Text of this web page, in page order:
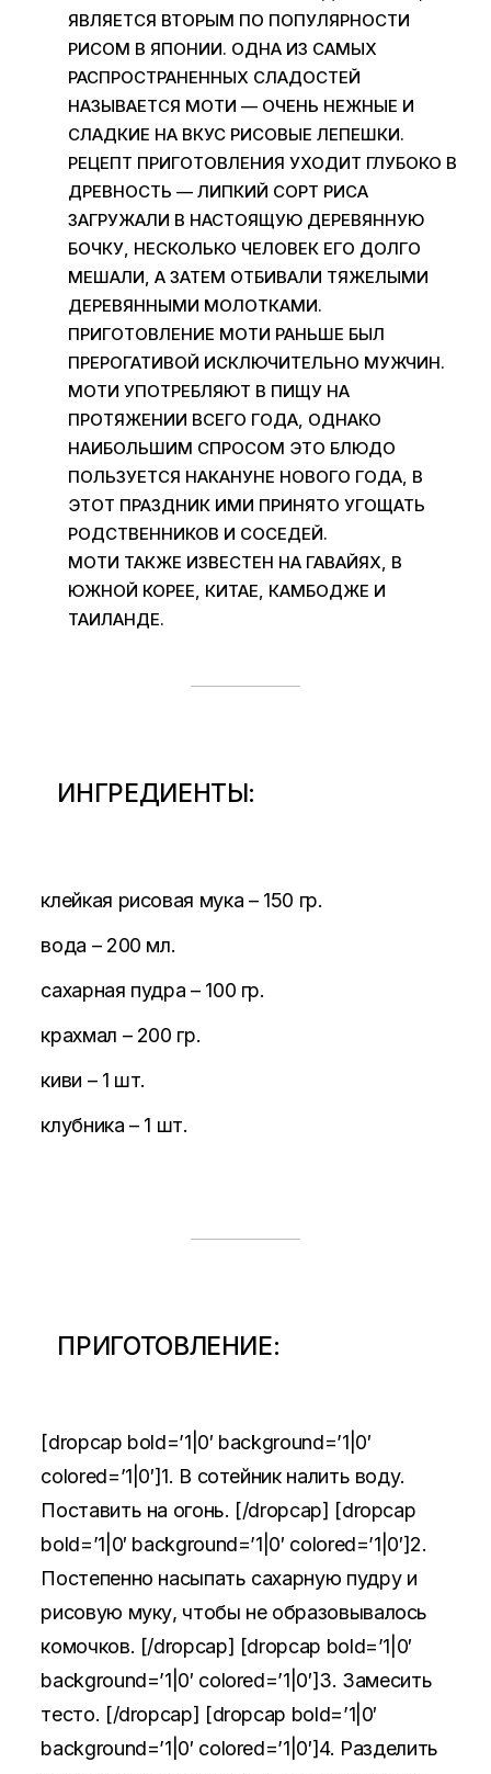
ЯВЛЯЕТСЯ ВТОРЫМ ПО ПОПУЛЯРНОСТИ
РИСОМ В ЯПОНИИ. ОДНА ИЗ САМЫХ
РАСПРОСТРАНЕННЫХ СЛАДОСТЕЙ
НАЗЫВАЕТСЯ МОТИ — ОЧЕНЬ НЕЖНЫЕ И
СЛАДКИЕ НА ВКУС РИСОВЫЕ ЛЕПЕШКИ.
РЕЦЕПТ ПРИГОТОВЛЕНИЯ УХОДИТ ГЛУБОКО В
ДРЕВНОСТЬ — ЛИПКИЙ СОРТ РИСА
ЗАГРУЖАЛИ В НАСТОЯЩУЮ ДЕРЕВЯННУЮ
БОЧКУ, НЕСКОЛЬКО ЧЕЛОВЕК ЕГО ДОЛГО
МЕШАЛИ, А ЗАТЕМ ОТБИВАЛИ ТЯЖЕЛЫМИ
ДЕРЕВЯННЫМИ МОЛОТКАМИ.
ПРИГОТОВЛЕНИЕ МОТИ РАНЬШЕ БЫЛ
ПРЕРОГАТИВОЙ ИСКЛЮЧИТЕЛЬНО МУЖЧИН.
МОТИ УПОТРЕБЛЯЮТ В ПИЩУ НА
ПРОТЯЖЕНИИ ВСЕГО ГОДА, ОДНАКО
НАИБОЛЬШИМ СПРОСОМ ЭТО БЛЮДО
ПОЛЬЗУЕТСЯ НАКАНУНЕ НОВОГО ГОДА, В
ЭТОТ ПРАЗДНИК ИМИ ПРИНЯТО УГОЩАТЬ
РОДСТВЕННИКОВ И СОСЕДЕЙ.
МОТИ ТАКЖЕ ИЗВЕСТЕН НА ГАВАЙЯХ, В
ЮЖНОЙ КОРЕЕ, КИТАЕ, КАМБОДЖЕ И
ТАИЛАНДЕ.
ИНГРЕДИЕНТЫ:
клейкая рисовая мука – 150 гр.
вода – 200 мл.
сахарная пудра – 100 гр.
крахмал – 200 гр.
киви – 1 шт.
клубника – 1 шт.
ПРИГОТОВЛЕНИЕ:
[dropcap bold=’1|0′ background=’1|0′
colored=’1|0′]1. В сотейник налить воду.
Поставить на огонь. [/dropcap] [dropcap
bold=’1|0′ background=’1|0′ colored=’1|0′]2.
Постепенно насыпать сахарную пудру и
рисовую муку, чтобы не образовывалось
комочков. [/dropcap] [dropcap bold=’1|0′
background=’1|0′ colored=’1|0′]3. Замесить
тесто. [/dropcap] [dropcap bold=’1|0′
background=’1|0′ colored=’1|0′]4. Разделить